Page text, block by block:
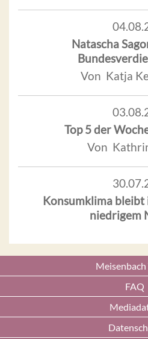
Natascha
Von Katja
Top 5 der
Von
Konsumklima bleibt
niedrigem
Meisenbach
FAQ